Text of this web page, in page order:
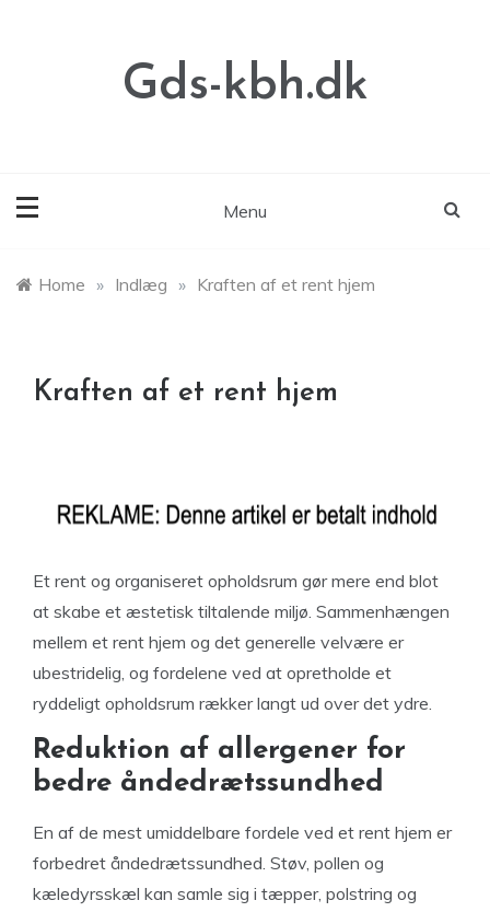
Gds-kbh.dk
Menu
Home » Indlæg » Kraften af et rent hjem
Kraften af et rent hjem
Et rent og organiseret opholdsrum gør mere end blot
at skabe et æstetisk tiltalende miljø. Sammenhængen
mellem et rent hjem og det generelle velvære er
ubestridelig, og fordelene ved at opretholde et
ryddeligt opholdsrum rækker langt ud over det ydre.
Reduktion af allergener for
bedre åndedrætssundhed
En af de mest umiddelbare fordele ved et rent hjem er
forbedret åndedrætssundhed. Støv, pollen og
kæledyrsskæl kan samle sig i tæpper, polstring og